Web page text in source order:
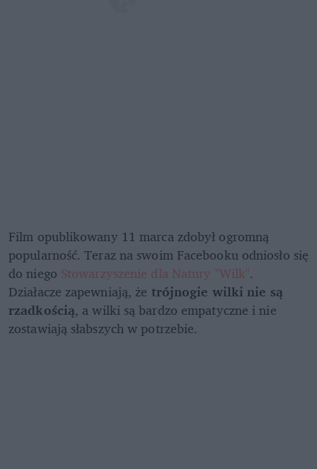
Film opublikowany 11 marca zdobył ogromną
popularność. Teraz na swoim Facebooku odniosło się
do niego Stowarzyszenie dla Natury "Wilk".
Działacze zapewniają, że trójnogie wilki nie są
rzadkością, a wilki są bardzo empatyczne i nie
zostawiają słabszych w potrzebie.